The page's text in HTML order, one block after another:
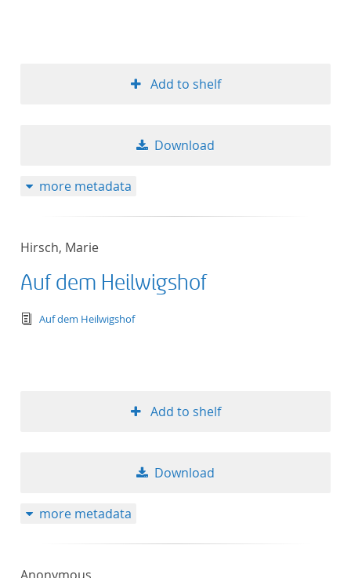
Add to shelf
Download
more metadata
Hirsch, Marie
Auf dem Heilwigshof
text/tg.edition+tg.aggregation+xml
Auf dem Heilwigshof
Add to shelf
Download
more metadata